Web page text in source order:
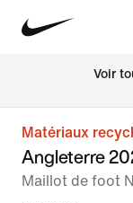
Voir
Matériaux
Angleterre
Maillot de foot